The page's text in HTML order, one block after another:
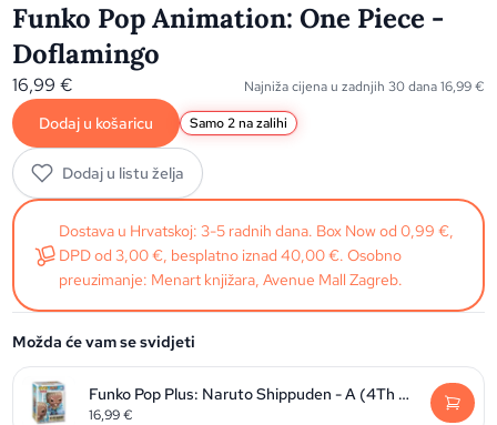
Funko Pop Animation: One Piece -
Doflamingo
16,99€ Najniža cijena u zadnjih 30 dana16,99€
Dodaj u košaricu Samo 2 na zalihi
Dodaj u listu želja
Dostava u Hrvatskoj: 3-5 radnih dana. Box Now od 0,99 €,
DPD od 3,00 €, besplatno iznad 40,00 €. Osobno
preuzimanje: Menart knjižara, Avenue Mall Zagreb.
Možda će vam se svidjeti
Funko Pop Plus: Naruto Shippuden - A (4Th Raikage)
16,99€